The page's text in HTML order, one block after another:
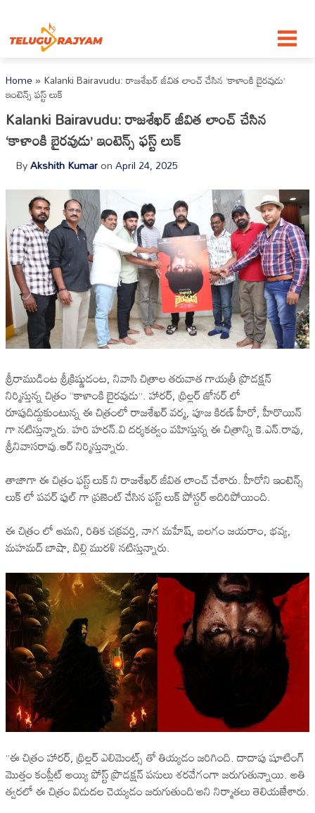
Home»Kalanki Bairavudu: రాజశేఖర్ జీవిత లాంచ్ చేసిన ‘కాళాంకి బైరవుడు’
ఇంటెన్స్ ఫస్ట్ లుక్
Kalanki Bairavudu: రాజశేఖర్ జీవిత లాంచ్ చేసిన
‘కాళాంకి బైరవుడు’ ఇంటెన్స్ ఫస్ట్ లుక్
ByAkshith KumaronApril 24, 2025
శ్రీరాముడింట శ్రీక్రిష్ణుడంట, నివాసి చిత్రాల తరువాత గాయత్రీ ప్రొడక్షన్
నిర్మిస్తున్న చిత్రం “కాళాంకి బైరవుడు”. హారర్, థ్రిల్లర్ జోనర్ లో
రూపుదిద్దుకుంటున్న ఈ చిత్రంలో రాజశేఖర్ వర్మ, పూజ కిరణ్ హీరో, హీరొయిన్
గా నటిస్తున్నారు. హరి హరన్.వి దర్శకత్వం వహిస్తున్న ఈ చిత్రాన్ని కె.ఎన్.రావు,
శ్రీనివాసరావు.ఆర్ నిర్మిస్తున్నారు.
తాజాగా ఈ చిత్రం ఫస్ట్ లుక్ ని రాజశేఖర్ జీవిత లాంచ్ చేశారు. హీరోని ఇంటెన్స్
లుక్ లో పవర్ ఫుల్ గా ప్రజెంట్ చేసిన ఫస్ట్ లుక్ పోస్టర్ అదిరిపోయింది.
ఈ చిత్రం లో ఆమని, రితిక చక్రవర్తి, నాగ మహేష్, బలగం జయరాం, భవ్య,
మహమద్ బాషా, బిల్లి మురళి నటిస్తున్నారు.
”ఈ చిత్రం హారర్, థ్రిల్లర్ ఎలిమెంట్స్ తో తియ్యడం జరిగింది. దాదాపు షూటింగ్
మొత్తం కంప్లీట్ అయ్యి పోస్ట్ ప్రొడక్షన్ పనులు శరవేగంగా జరుగుతున్నాయి. అతి
త్వరలో ఈ చిత్రం విడుదల చెయ్యడం జరుగుతుంది’అని నిర్మాతలు తెలియజేశారు.